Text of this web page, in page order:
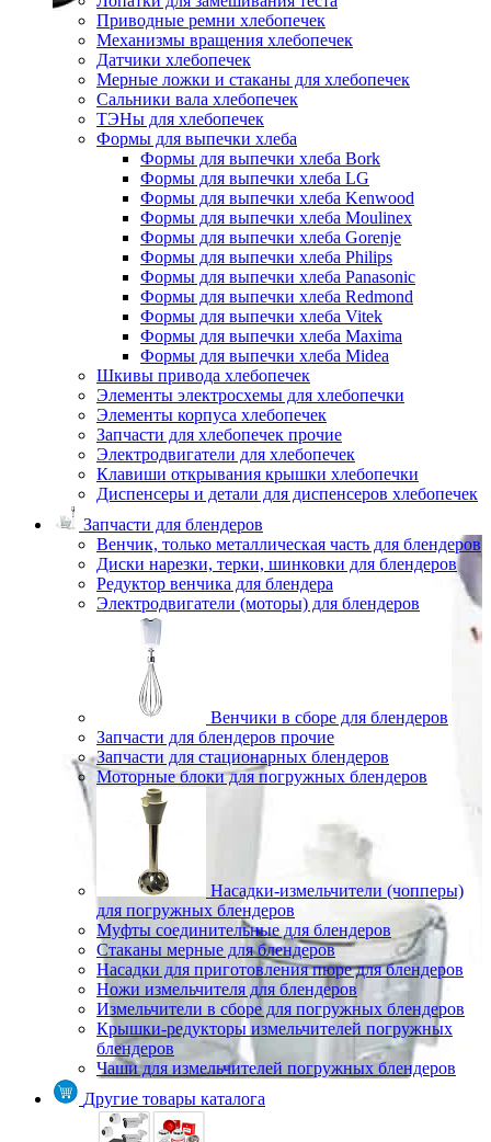
Приводные ремни хлебопечек
Механизмы вращения хлебопечек
Датчики хлебопечек
Мерные ложки и стаканы для хлебопечек
Сальники вала хлебопечек
ТЭНы для хлебопечек
Формы для выпечки хлеба
Формы для выпечки хлеба Bork
Формы для выпечки хлеба LG
Формы для выпечки хлеба Kenwood
Формы для выпечки хлеба Moulinex
Формы для выпечки хлеба Gorenje
Формы для выпечки хлеба Philips
Формы для выпечки хлеба Panasonic
Формы для выпечки хлеба Redmond
Формы для выпечки хлеба Vitek
Формы для выпечки хлеба Maxima
Формы для выпечки хлеба Midea
Шкивы привода хлебопечек
Элементы электросхемы для хлебопечки
Элементы корпуса хлебопечек
Запчасти для хлебопечек прочие
Электродвигатели для хлебопечек
Клавиши открывания крышки хлебопечки
Диспенсеры и детали для диспенсеров хлебопечек
Запчасти для блендеров
Венчик, только металлическая часть для блендеров
Диски нарезки, терки, шинковки для блендеров
Редуктор венчика для блендера
Электродвигатели (моторы) для блендеров
Венчики в сборе для блендеров
Запчасти для блендеров прочие
Запчасти для стационарных блендеров
Моторные блоки для погружных блендеров
Насадки-измельчители (чопперы)
для погружных блендеров
Муфты соединительные для блендеров
Стаканы мерные для блендеров
Насадки для приготовления пюре для блендеров
Ножи измельчителя для блендеров
Измельчители в сборе для погружных блендеров
Крышки-редукторы измельчителей погружных
блендеров
Чаши для измельчителей погружных блендеров
Другие товары каталога